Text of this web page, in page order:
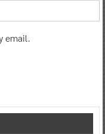
email.